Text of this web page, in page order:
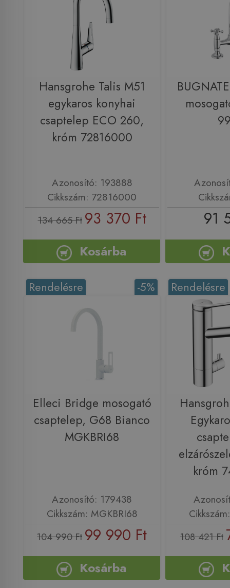
Hansgrohe Talis M51
egykaros konyhai
csaptelep ECO 260,
króm 72816000
Azonosító: 193888
Cikkszám: 72816000
134 665 Ft 93 370 Ft
Kosárba
91
-5%
Rendelésre
Elleci Bridge mosogató
csaptelep, G68 Bianco
MGKBRI68
Azonosító: 179438
Cikkszám: MGKBRI68
104 990 Ft 99 990 Ft
Kosárba
Rendelésre
króm
108 421 Ft